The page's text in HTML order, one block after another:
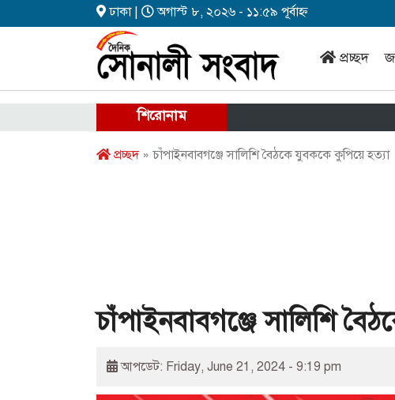
ঢাকা | অগাস্ট ৮, ২০২৬ - ১১:৫৯ পূর্বাহ্ন
প্রচ্ছদ
শিরোনাম
প্রচ্ছদ» চাঁপাইনবাবগঞ্জে সালিশি বৈঠকে যুবককে কুপিয়ে হত্যা
চাঁপাইনবাবগঞ্জে সালিশি
আপডেট: Friday, June 21, 2024 - 9:19 pm